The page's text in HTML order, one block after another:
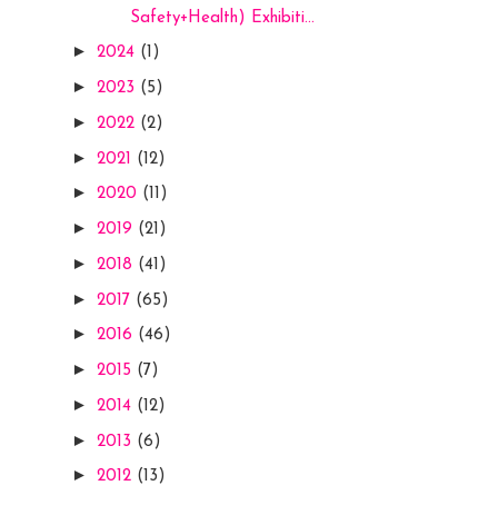
Safety+Health) Exhibiti...
► 2024 (1)
► 2023 (5)
► 2022 (2)
► 2021 (12)
► 2020 (11)
► 2019 (21)
► 2018 (41)
► 2017 (65)
► 2016 (46)
► 2015 (7)
► 2014 (12)
► 2013 (6)
► 2012 (13)